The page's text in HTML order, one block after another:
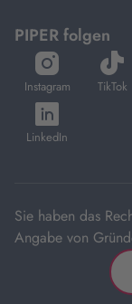
PIPER folgen
Instagram
öffnet
in
neuem
Tab
TikTok
in
LinkedIn
öffnet
in
Sie haben das
Angabe von